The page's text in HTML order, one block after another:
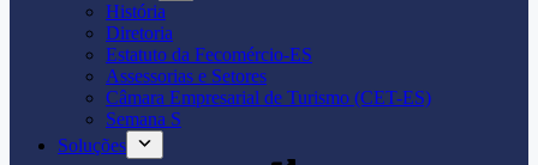
História
Diretoria
Estatuto da Fecomércio-ES
Assessorias e Setores
Câmara Empresarial de Turismo (CET-ES)
Semana S
Soluções